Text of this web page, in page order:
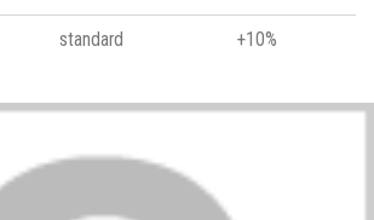
standard +10%